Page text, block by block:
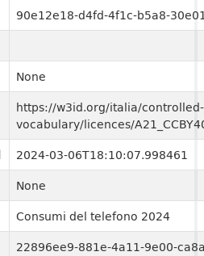
90e12e18-d4fd-4f1c-b5a8-
None
https://w3id.org/italia/controlled-
vocabulary/licences/
2024-03-06T18:10:07.998461
None
Consumi del telefono 2024
22896ee9-881e-4a11-9e00-